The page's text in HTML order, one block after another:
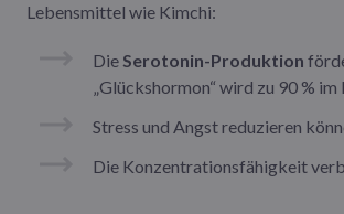
Lebensmittel wie Kimchi:
Die Serotonin-Produktion
„Glückshormon“ wird zu 90 %
Stress und Angst reduzieren
Die Konzentrationsfähigkeit